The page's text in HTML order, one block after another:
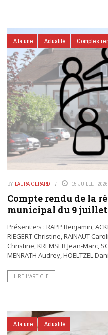
A la une Actualité Comptes
BY LAURA GERARD 15 JUILLET 2026
Compte rendu de la
municipal du 9 juillet
Présent·e·s : RAPP Benjamin,
RIEGERT Christine, RAINAUT
Christine, KREMSER Jean-Marc,
MENRATH Audrey, HOELTZEL
LIRE L’ARTICLE
A la une Actualité